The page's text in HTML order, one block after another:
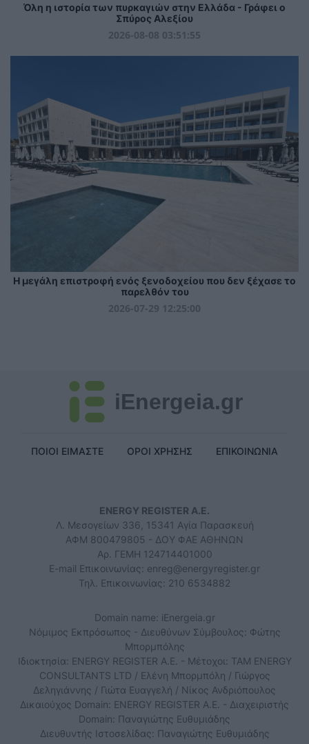
Όλη η ιστορία των πυρκαγιών στην Ελλάδα - Γράφει ο
Σπύρος Αλεξίου
2026-08-08 03:51:55
Η μεγάλη επιστροφή ενός ξενοδοχείου που δεν ξέχασε το
παρελθόν του
2026-07-29 12:25:00
iEnergeia.gr
ΠΟΙΟΙ ΕΙΜΑΣΤΕ ΟΡΟΙ ΧΡΗΣΗΣ ΕΠΙΚΟΙΝΩΝΙΑ
ENERGY REGISTER Α.Ε.
Λ. Μεσογείων 336, 15341 Αγία Παρασκευή
ΑΦΜ 800479805 - ΔΟΥ ΦΑΕ ΑΘΗΝΩΝ
Αρ. ΓΕΜΗ 124714401000
E-mail Επικοινωνίας: enreg@energyregister.gr
Τηλ. Επικοινωνίας: 210 6534882
Domain name: iEnergeia.gr
Νόμιμος Εκπρόσωπος - Διευθύνων Σύμβουλος: Φώτης
Μπορμπόλης
Ιδιοκτησία: ENERGY REGISTER Α.Ε. - Μέτοχοι: TAM ENERGY
CONSULTANTS LTD / Ελένη Μπορμπόλη / Γιώργος
Δεληγιάννης / Γιώτα Ευαγγελή / Νίκος Ανδριόπουλος
Δικαιούχος Domain: ENERGY REGISTER Α.Ε. - Διαχειριστής
Domain: Παναγιώτης Ευθυμιάδης
Διευθυντής Ιστοσελίδας: Παναγιώτης Ευθυμιάδης